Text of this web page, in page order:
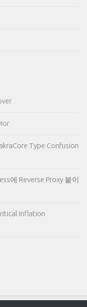
Type Confusion
에 Reverse Proxy 붙이
Inflation